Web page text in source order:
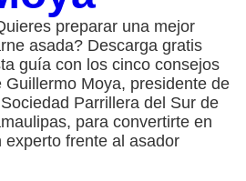
preparar una mejor
asada? Descarga gratis
guía con los cinco consejos
Guillermo Moya, presidente de
Sociedad Parrillera del Sur de
para convertirte en
experto frente al asador